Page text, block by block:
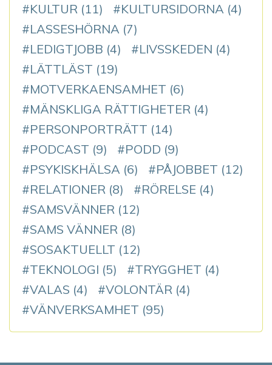
KULTUR (11) KULTURSIDORNA (4)
LASSESHÖRNA (7)
LEDIGTJOBB (4) LIVSSKEDEN (4)
LÄTTLÄST (19)
MOTVERKAENSAMHET (6)
MÄNSKLIGA RÄTTIGHETER (4)
PERSONPORTRÄTT (14)
PODCAST (9) PODD (9)
PSYKISKHÄLSA (6) PÅJOBBET (12)
RELATIONER (8) RÖRELSE (4)
SAMSVÄNNER (12)
SAMS VÄNNER (8)
SOSAKTUELLT (12)
TEKNOLOGI (5) TRYGGHET (4)
VALAS (4) VOLONTÄR (4)
VÄNVERKSAMHET (95)